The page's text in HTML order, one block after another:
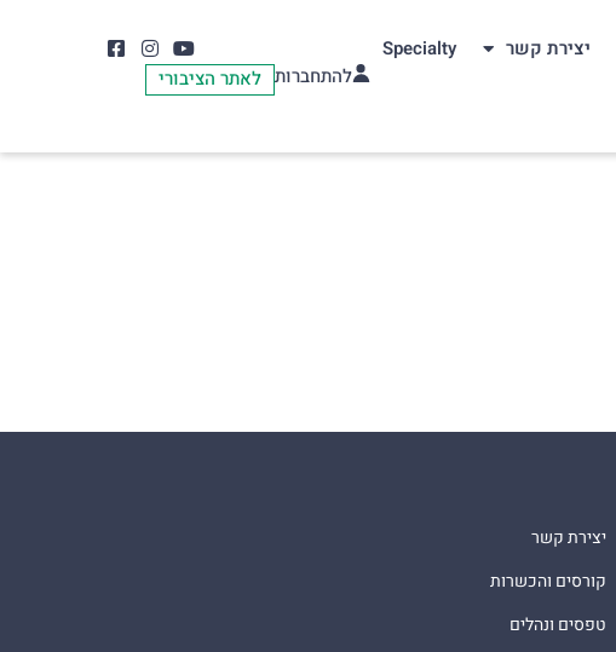
יצירת קשר
Specialty
להתחברות לאתר הציבורי
יצירת קשר
קורסים והכשרות
טפסים ונהלים